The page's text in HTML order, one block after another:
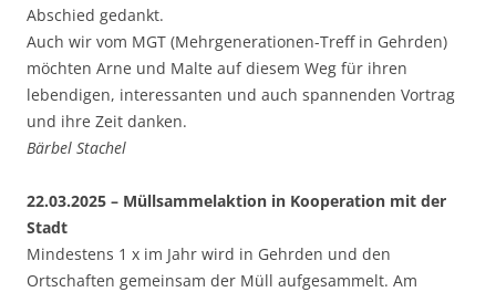
Abschied gedankt.
Auch wir vom MGT (Mehrgenerationen-Treff in Gehrden)
möchten Arne und Malte auf diesem Weg für ihren
lebendigen, interessanten und auch spannenden Vortrag
und ihre Zeit danken.
Bärbel Stachel
22.03.2025 – Müllsammelaktion in Kooperation mit der
Stadt
Mindestens 1 x im Jahr wird in Gehrden und den
Ortschaften gemeinsam der Müll aufgesammelt. Am